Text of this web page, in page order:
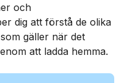
och
dig att förstå de olika
gäller när det
att ladda hemma.